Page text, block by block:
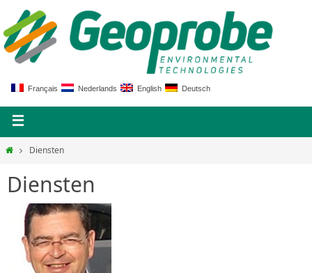
Français Nederlands English Deutsch
Diensten
Diensten